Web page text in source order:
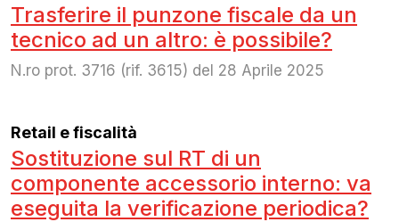
Trasferire il punzone fiscale da un
tecnico ad un altro: è possibile?
N.ro prot. 3716 (rif. 3615) del 28 Aprile 2025
Retail e fiscalità
Sostituzione sul RT di un
componente accessorio interno: va
eseguita la verificazione periodica?